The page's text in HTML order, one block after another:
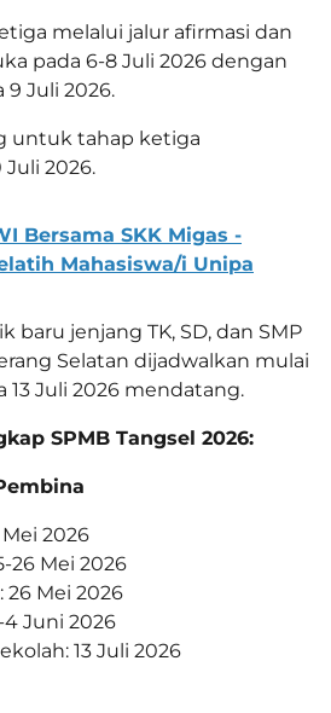
melalui jalur afirmasi dan
pada 6-8 Juli 2026 dengan
Juli 2026.
untuk tahap ketiga
2026.
Bersama SKK Migas -
Mahasiswa/i Unipa
baru jenjang TK, SD, dan SMP
Selatan dijadwalkan mulai
13 Juli 2026 mendatang.
SPMB Tangsel 2026:
Mei 2026
26 Mei 2026
Mei 2026
4 Juni 2026
13 Juli 2026